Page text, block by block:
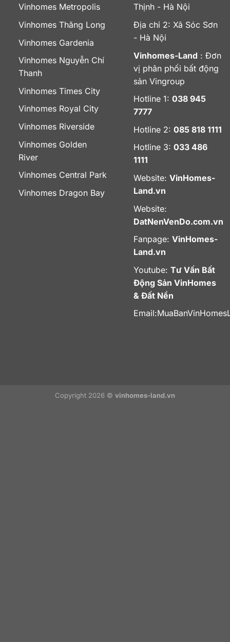
Vinhomes Metropolis
Vinhomes Thăng Long
Vinhomes Gardenia
Vinhomes Nguyễn Chí
Thanh
Vinhomes Times City
Vinhomes Royal City
Vinhomes Riverside
Vinhomes Golden
River
Vinhomes Central Park
Vinhomes Dragon Bay
Thịnh - Hà Nội
Địa chỉ 2: Xã Sóc Sơn
- Hà Nội
Vinhomes-Land : Đơn
vị phân phối bất động
sản Vingroup
Hotline 1: 038 945
7777
Hotline 2: 085 818 1111
Hotline 3: 033 486
1111
Website: VinHomes-
Land.vn
Website:
DatNenVenDo.com.vn
Fanpage: VinHomes-
Land.vn
Youtube: Tư Vấn Bất
Động Sản VinHomes
& Đất Nền
Email:
Copyright 2026 © vinhomes-land.vn